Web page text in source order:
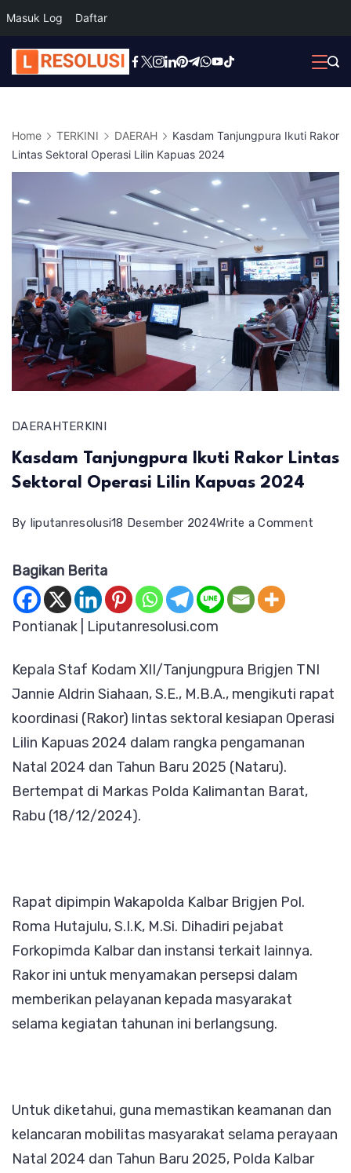
Masuk Log Daftar
Skip
to
Home TERKINI DAERAH
Kasdam Tanjungpura Ikuti Rakor
Lintas Sektoral Operasi Lilin Kapuas 2024
DAERAHTERKINI
Kasdam Tanjungpura Ikuti Rakor Lintas
Sektoral Operasi Lilin Kapuas 2024
By liputanresolusi18 Desember 2024Write a Comment
Lilin
Bagikan Berita
Pontianak | Liputanresolusi.com
Kepala Staf Kodam XII/Tanjungpura Brigjen TNI
Jannie Aldrin Siahaan, S.E., M.B.A., mengikuti rapat
koordinasi (Rakor) lintas sektoral kesiapan Operasi
Lilin Kapuas 2024 dalam rangka pengamanan
Natal 2024 dan Tahun Baru 2025 (Nataru).
Bertempat di Markas Polda Kalimantan Barat,
Rabu (18/12/2024).
Rapat dipimpin Wakapolda Kalbar Brigjen Pol.
Roma Hutajulu, S.I.K, M.Si. Dihadiri pejabat
Forkopimda Kalbar dan instansi terkait lainnya.
Rakor ini untuk menyamakan persepsi dalam
memberikan pelayanan kepada masyarakat
selama kegiatan tahunan ini berlangsung.
Untuk diketahui, guna memastikan keamanan dan
kelancaran mobilitas masyarakat selama perayaan
Natal 2024 dan Tahun Baru 2025, Polda Kalbar